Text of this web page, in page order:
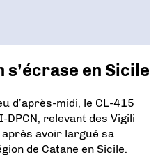
s’écrase en Sicile
d’après-midi, le CL-415
relevant des Vigili
avoir largué sa
de Catane en Sicile.